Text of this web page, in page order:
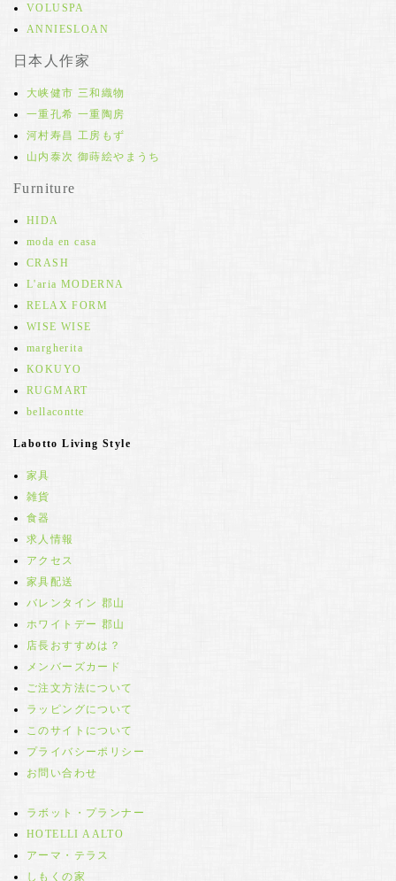
VOLUSPA
ANNIESLOAN
日本人作家
大峡健市 三和織物
一重孔希 一重陶房
河村寿昌 工房もず
山内泰次 御蒔絵やまうち
Furniture
HIDA
moda en casa
CRASH
L'aria MODERNA
RELAX FORM
WISE WISE
margherita
KOKUYO
RUGMART
bellacontte
Labotto Living Style
家具
雑貨
食器
求人情報
アクセス
家具配送
バレンタイン 郡山
ホワイトデー 郡山
店長おすすめは？
メンバーズカード
ご注文方法について
ラッピングについて
このサイトについて
プライバシーポリシー
お問い合わせ
ラボット・プランナー
HOTELLI AALTO
アーマ・テラス
しもくの家